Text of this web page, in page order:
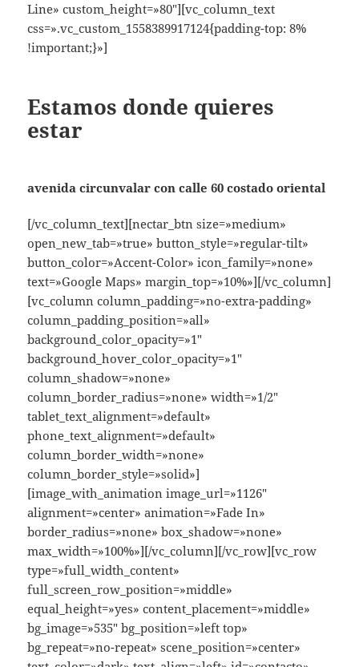
Line» custom_height=»80″][vc_column_text
css=».vc_custom_1558389917124{padding-top: 8%
!important;}»]
Estamos donde quieres
estar
avenida circunvalar con calle 60 costado oriental
[/vc_column_text][nectar_btn size=»medium»
open_new_tab=»true» button_style=»regular-tilt»
button_color=»Accent-Color» icon_family=»none»
text=»Google Maps» margin_top=»10%»][/vc_column]
[vc_column column_padding=»no-extra-padding»
column_padding_position=»all»
background_color_opacity=»1″
background_hover_color_opacity=»1″
column_shadow=»none»
column_border_radius=»none» width=»1/2″
tablet_text_alignment=»default»
phone_text_alignment=»default»
column_border_width=»none»
column_border_style=»solid»]
[image_with_animation image_url=»1126″
alignment=»center» animation=»Fade In»
border_radius=»none» box_shadow=»none»
max_width=»100%»][/vc_column][/vc_row][vc_row
type=»full_width_content»
full_screen_row_position=»middle»
equal_height=»yes» content_placement=»middle»
bg_image=»535″ bg_position=»left top»
bg_repeat=»no-repeat» scene_position=»center»